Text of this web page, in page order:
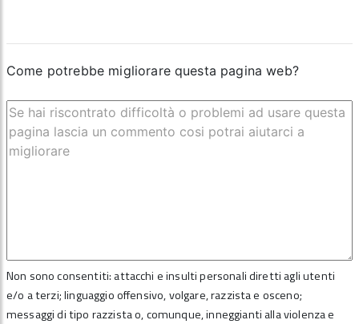
Come potrebbe migliorare questa pagina web?
Non sono consentiti: attacchi e insulti personali diretti agli utenti
e/o a terzi; linguaggio offensivo, volgare, razzista e osceno;
messaggi di tipo razzista o, comunque, inneggianti alla violenza e